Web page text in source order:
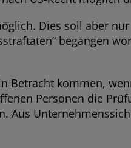
Dies soll aber
begangen
kommen,
Personen die
Aus